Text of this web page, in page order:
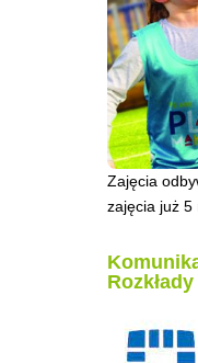
Zajęcia
zajęcia już 5